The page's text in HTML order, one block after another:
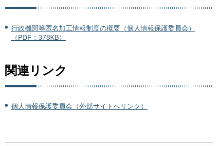
行政機関等匿名加工情報制度の概要（個人情報保護委員会）
（PDF：378KB）
関連リンク
個人情報保護委員会（外部サイトへリンク）